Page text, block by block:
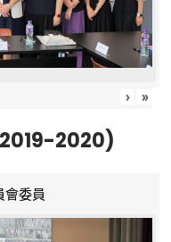
› »
2020)
會委員